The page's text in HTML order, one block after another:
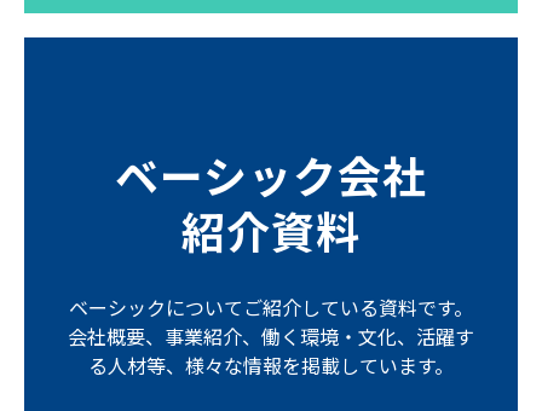
ベーシック会社
紹介資料
ベーシックについてご紹介している資料です。
会社概要、事業紹介、働く環境・文化、活躍す
る人材等、様々な情報を掲載しています。